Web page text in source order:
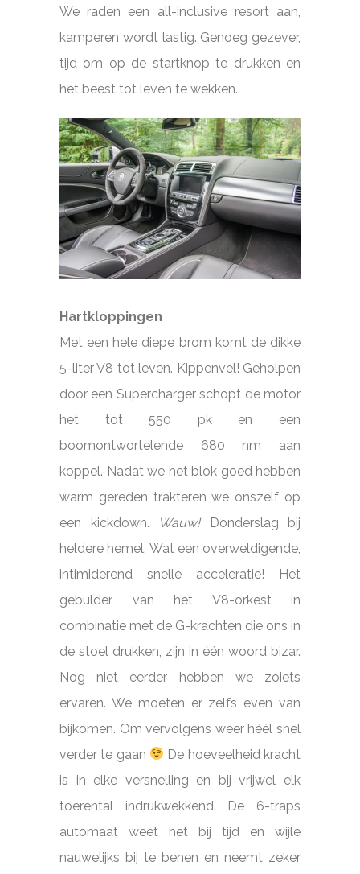
We raden een all-inclusive resort aan,
kamperen wordt lastig. Genoeg gezever,
tijd om op de startknop te drukken en
het beest tot leven te wekken.
Hartkloppingen
Met een hele diepe brom komt de dikke
5-liter V8 tot leven. Kippenvel! Geholpen
door een Supercharger schopt de motor
het tot 550 pk en een
boomontwortelende 680 nm aan
koppel. Nadat we het blok goed hebben
warm gereden trakteren we onszelf op
een kickdown.
Wauw!Donderslag bij
heldere hemel. Wat een overweldigende,
intimiderend snelle acceleratie! Het
gebulder van het V8-orkest in
combinatie met de G-krachten die ons in
de stoel drukken, zijn in één woord bizar.
Nog niet eerder hebben we zoiets
ervaren. We moeten er zelfs even van
bijkomen. Om vervolgens weer héél snel
verder te gaan
De hoeveelheid kracht
is in elke versnelling en bij vrijwel elk
toerental indrukwekkend. De 6-traps
automaat weet het bij tijd en wijle
nauwelijks bij te benen en neemt zeker